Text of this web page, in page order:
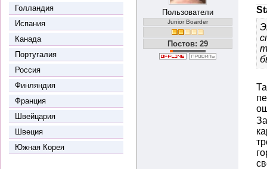
Голландия
Испания
Канада
Португалия
Россия
Финляндия
Франция
Швейцария
Швеция
Южная Корея
Пользователи
Junior Boarder
Постов: 29